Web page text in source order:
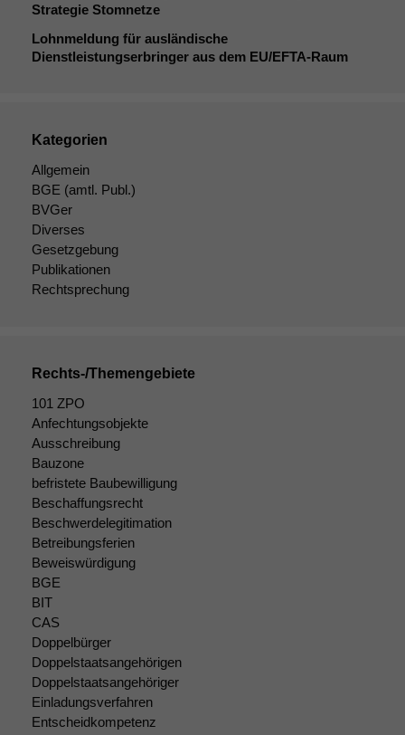
Strategie Stomnetze
Lohnmeldung für ausländische
Dienstleistungserbringer aus dem EU/EFTA-Raum
Kategorien
Allgemein
BGE (amtl. Publ.)
BVGer
Diverses
Gesetzgebung
Publikationen
Rechtsprechung
Rechts-/Themengebiete
101 ZPO
Anfechtungsobjekte
Ausschreibung
Bauzone
befristete Baubewilligung
Beschaffungsrecht
Beschwerdelegitimation
Betreibungsferien
Beweiswürdigung
BGE
BIT
CAS
Doppelbürger
Doppelstaatsangehörigen
Doppelstaatsangehöriger
Einladungsverfahren
Entscheidkompetenz